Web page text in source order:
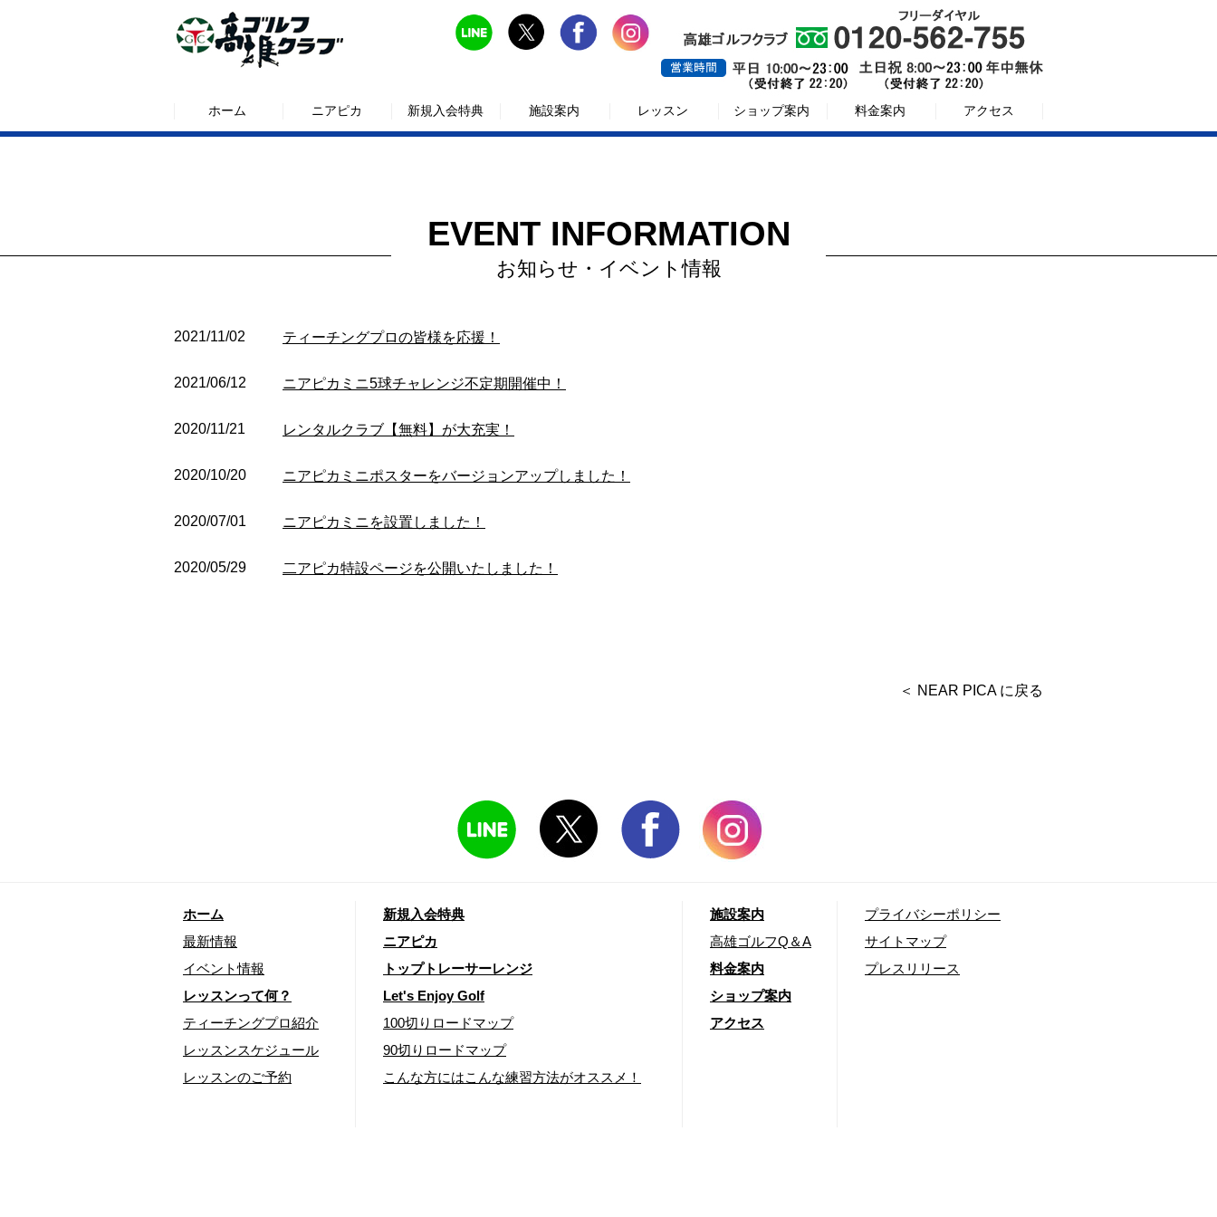
ホーム ニアピカ 新規入会特典 施設案内 レッスン ショップ案内 料金案内 アクセス
EVENT INFORMATION
お知らせ・イベント情報
2021/11/02 ティーチングプロの皆様を応援！
2021/06/12 ニアピカミニ5球チャレンジ不定期開催中！
2020/11/21 レンタルクラブ【無料】が大充実！
2020/10/20 ニアピカミニポスターをバージョンアップしました！
2020/07/01 ニアピカミニを設置しました！
2020/05/29 二アピカ特設ページを公開いたしました！
＜ NEAR PICA に戻る
ホーム
最新情報
イベント情報
レッスンって何？
ティーチングプロ紹介
レッスンスケジュール
レッスンのご予約
新規入会特典
ニアピカ
トップトレーサーレンジ
Let's Enjoy Golf
100切りロードマップ
90切りロードマップ
こんな方にはこんな練習方法がオススメ！
施設案内
高雄ゴルフQ＆A
料金案内
ショップ案内
アクセス
プライバシーポリシー
サイトマップ
プレスリリース